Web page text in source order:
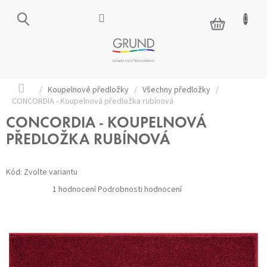
NÁKUPNÍ
KOŠÍK
Domů
/ Koupelnové předložky / Všechny předložky /
CONCORDIA - Koupelnová předložka rubínová
CONCORDIA - KOUPELNOVÁ
PŘEDLOŽKA RUBÍNOVÁ
Kód: Zvolte variantu
Průměrné
hodnocení
hvězdiček.
1 hodnoceníPodrobnosti hodnocení